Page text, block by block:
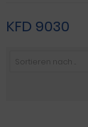
KFD 9030
Sortieren nach ...